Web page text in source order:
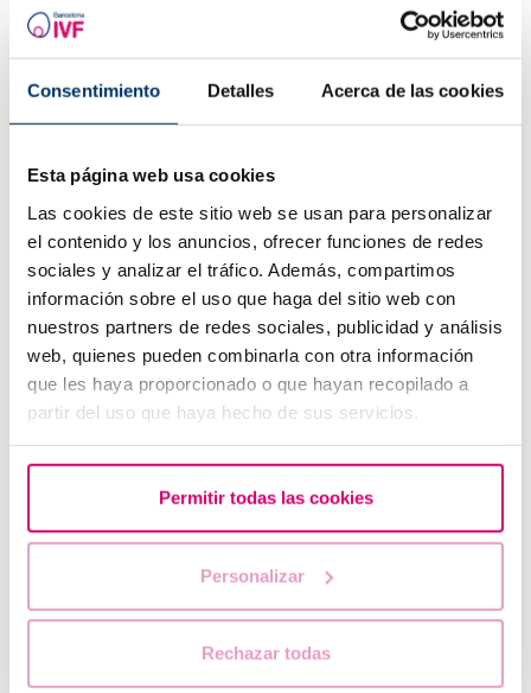
Consentimiento Detalles Acerca de las cookies
Esta página web usa cookies
Las cookies de este sitio web se usan para personalizar
el contenido y los anuncios, ofrecer funciones de redes
sociales y analizar el tráfico. Además, compartimos
información sobre el uso que haga del sitio web con
nuestros partners de redes sociales, publicidad y análisis
web, quienes pueden combinarla con otra información
que les haya proporcionado o que hayan recopilado a
partir del uso que haya hecho de sus servicios.
Permitir todas las cookies
Personalizar
Rechazar todas
Kann ich schwanger werden, wenn ich Zysten an den
Eierstöcken habe oder gehabt habe?
Am häufigsten gelesene
Vaginismus: Was ist das, Symptome und wirksame